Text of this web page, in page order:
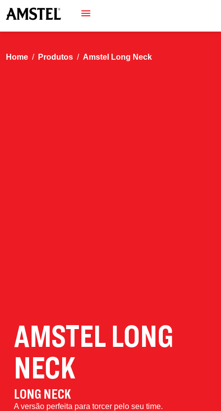
Home Produtos Amstel Long Neck
AMSTEL LONG
NECK
LONG NECK
A versão perfeita para torcer pelo seu time.